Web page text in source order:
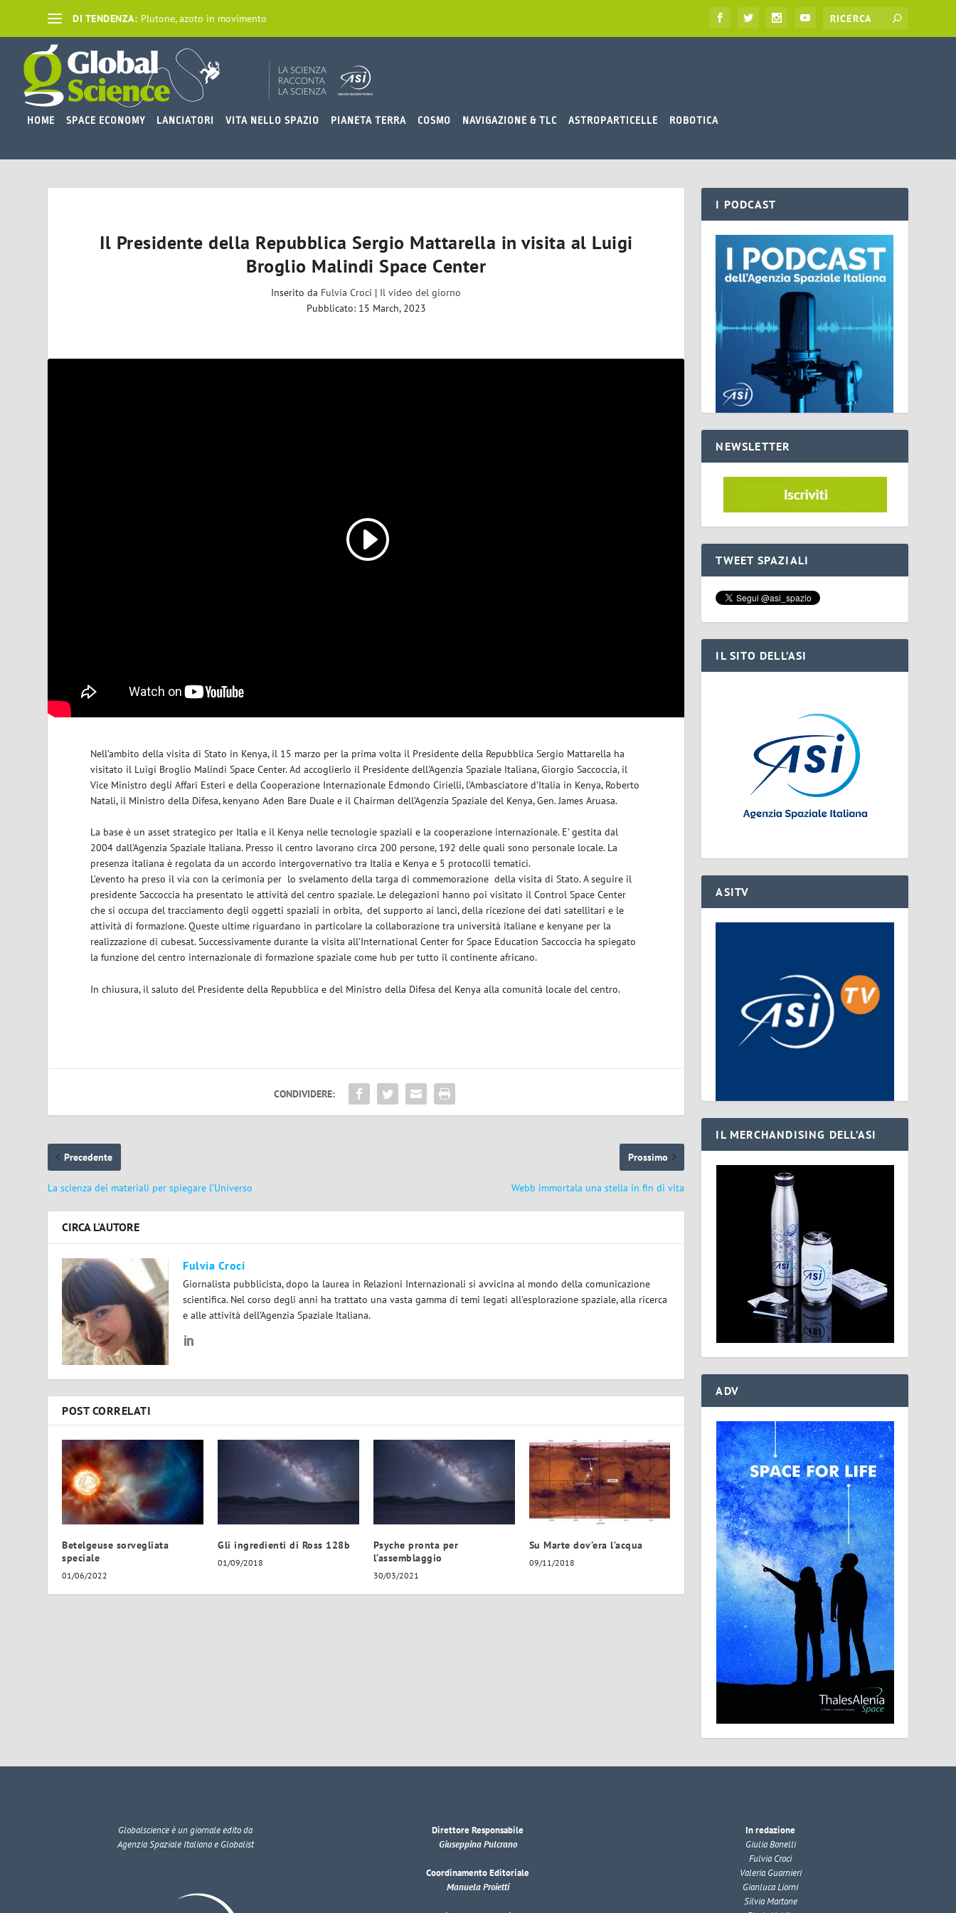
DI TENDENZA: Plutone, azoto in movimento
HOME SPACE ECONOMY LANCIATORI VITA NELLO SPAZIO PIANETA TERRA COSMO NAVIGAZIONE & TLC ASTROPARTICELLE ROBOTICA
Il Presidente della Repubblica Sergio Mattarella in visita al Luigi
Broglio Malindi Space Center
Inserito da Fulvia Croci | Il video del giorno
Pubblicato: 15 March, 2023
Nell’ambito della visita di Stato in Kenya, il 15 marzo per la prima volta il Presidente della Repubblica Sergio Mattarella ha
visitato il Luigi Broglio Malindi Space Center. Ad accoglierlo il Presidente dell’Agenzia Spaziale Italiana, Giorgio Saccoccia, il
Vice Ministro degli Affari Esteri e della Cooperazione Internazionale Edmondo Cirielli, l’Ambasciatore d’Italia in Kenya, Roberto
Natali, il Ministro della Difesa, kenyano Aden Bare Duale e il Chairman dell’Agenzia Spaziale del Kenya, Gen. James Aruasa.
La base è un asset strategico per Italia e il Kenya nelle tecnologie spaziali e la cooperazione internazionale. E’ gestita dal
2004 dall’Agenzia Spaziale Italiana. Presso il centro lavorano circa 200 persone, 192 delle quali sono personale locale. La
presenza italiana è regolata da un accordo intergovernativo tra Italia e Kenya e 5 protocolli tematici.
L’evento ha preso il via con la cerimonia per lo svelamento della targa di commemorazione della visita di Stato. A seguire il
presidente Saccoccia ha presentato le attività del centro spaziale. Le delegazioni hanno poi visitato il Control Space Center
che si occupa del tracciamento degli oggetti spaziali in orbita, del supporto ai lanci, della ricezione dei dati satellitari e le
attività di formazione. Queste ultime riguardano in particolare la collaborazione tra università italiane e kenyane per la
realizzazione di cubesat. Successivamente durante la visita all’International Center for Space Education Saccoccia ha spiegato
la funzione del centro internazionale di formazione spaziale come hub per tutto il continente africano.
In chiusura, il saluto del Presidente della Repubblica e del Ministro della Difesa del Kenya alla comunità locale del centro.
CONDIVIDERE:
Precedente
La scienza dei materiali per spiegare l’Universo
Prossimo
Webb immortala una stella in fin di vita
CIRCA L'AUTORE
Fulvia Croci
Giornalista pubblicista, dopo la laurea in Relazioni Internazionali si avvicina al mondo della comunicazione
scientifica. Nel corso degli anni ha trattato una vasta gamma di temi legati all'esplorazione spaziale, alla ricerca
e alle attività dell’Agenzia Spaziale Italiana.
POST CORRELATI
Betelgeuse sorvegliata
speciale
01/06/2022
Gli ingredienti di Ross 128b
01/09/2018
Psyche pronta per
l’assemblaggio
30/03/2021
Su Marte dov’era l’acqua
09/11/2018
I PODCAST
NEWSLETTER
TWEET SPAZIALI
IL SITO DELL’ASI
ASITV
IL MERCHANDISING DELL’ASI
ADV
Globalscienceè un giornale edito da
Agenzia Spaziale Italiana e Globalist
Direttore Responsabile
Giuseppina Pulcrano
Coordinamento Editoriale
Manuela Proietti
In redazione
Giulia Bonelli
Fulvia Croci
Valeria Guarnieri
Gianluca Liorni
Silvia Martone